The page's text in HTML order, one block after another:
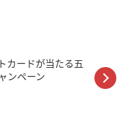
カードが当たる五
ンペーン